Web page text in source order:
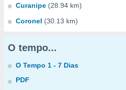
Curanipe (28.94 km)
Coronel (30.13 km)
O tempo...
O Tempo 1 - 7 Dias
PDF